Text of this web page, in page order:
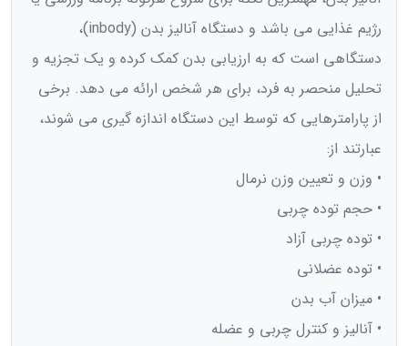
رژیم غذایی می باشد و دستگاه آنالیز بدن (inbody)،
دستگاهی است که به ارزیابی بدن کمک کرده و یک تجزیه و
تحلیل منحصر به فرد، برای هر شخص ارائه می دهد. برخی
از پارامترهایی که توسط این دستگاه اندازه گیری می شوند،
عبارتند از:
• وزن و تعیین وزن نرمال
• حجم توده چربی
• توده چربی آزاد
• توده عضلانی
• میزان آب بدن
• آنالیز و کنترل چربی و عضله